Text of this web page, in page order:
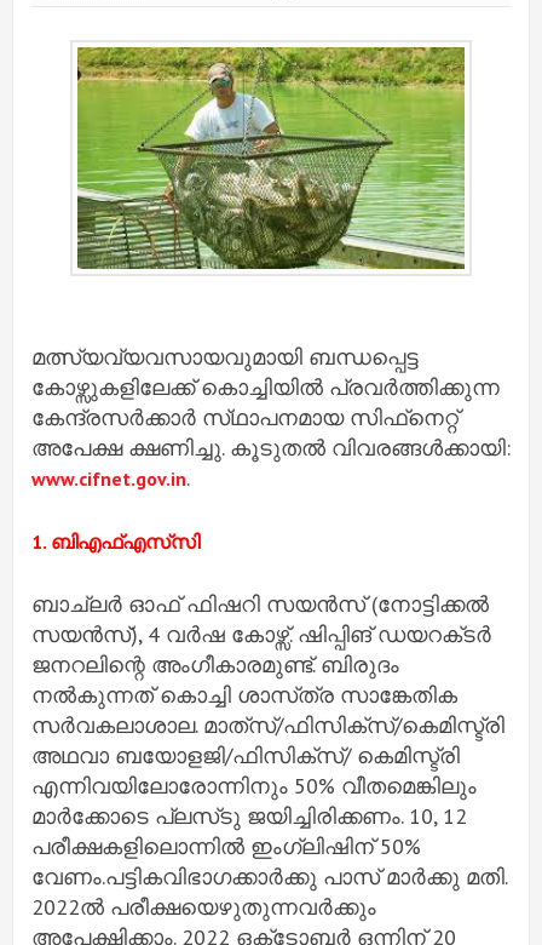
മത്സ്യവ്യവസായവുമായി ബന്ധപ്പെട്ട
കോഴ്സുകളിലേക്ക് കൊച്ചിയിൽ പ്രവർത്തിക്കുന്ന
കേന്ദ്രസർക്കാർ സ്‌ഥാപനമായ സിഫ്‌നെറ്റ്
അപേക്ഷ ക്ഷണിച്ചു. കൂടുതൽ വിവരങ്ങൾക്കായി:
www.cifnet.gov.in.
1. ബിഎഫ്എസ്‌സി
ബാച്‌ലർ ഓഫ് ഫിഷറി സയൻസ് (നോട്ടിക്കൽ
സയൻസ്), 4 വർഷ കോഴ്സ്. ഷിപ്പിങ് ഡയറക്‌ടർ
ജനറലിന്റെ അംഗീകാരമുണ്ട്. ബിരുദം
നൽകുന്നത് കൊച്ചി ശാസ്‌ത്ര സാങ്കേതിക
സർവകലാശാല. മാത്‌സ്/ഫിസിക്സ്/കെമിസ്ട്രി
അഥവാ ബയോളജി/ഫിസിക്സ്/ കെമിസ്ട്രി
എന്നിവയിലോരോന്നിനും 50% വീതമെങ്കിലും
മാർക്കോടെ പ്ലസ്‌ടു ജയിച്ചിരിക്കണം. 10, 12
പരീക്ഷകളിലൊന്നിൽ ഇംഗ്ലിഷിന് 50%
വേണം.പട്ടികവിഭാഗക്കാർക്കു പാസ് മാർക്കു മതി.
2022ൽ പരീക്ഷയെഴുതുന്നവർക്കും
അപേക്ഷിക്കാം. 2022 ഒക്‌ടോബർ ഒന്നിന് 20